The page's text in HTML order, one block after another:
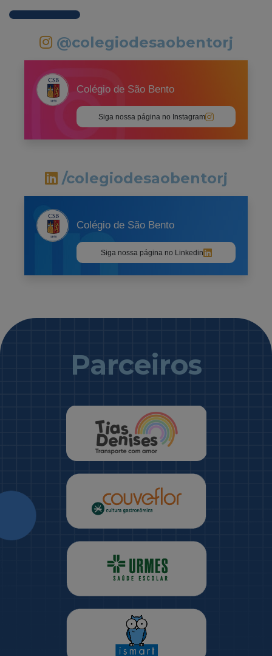
@colegiodesaobentorj
Colégio de São Bento
Siga nossa página no Instagram
/colegiodesaobentorj
Colégio de São Bento
Siga nossa página no Linkedin
Parceiros